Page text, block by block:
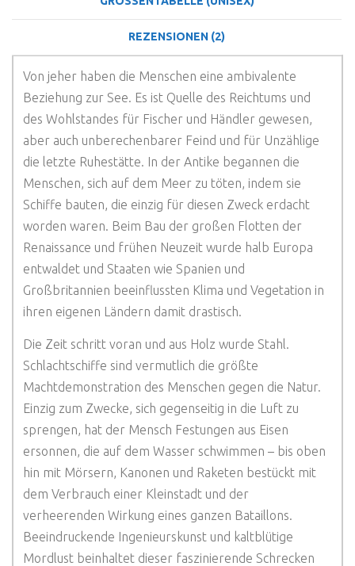
REZENSIONEN (2)
Von jeher haben die Menschen eine ambivalente
Beziehung zur See. Es ist Quelle des Reichtums und
des Wohlstandes für Fischer und Händler gewesen,
aber auch unberechenbarer Feind und für Unzählige
die letzte Ruhestätte. In der Antike begannen die
Menschen, sich auf dem Meer zu töten, indem sie
Schiffe bauten, die einzig für diesen Zweck erdacht
worden waren. Beim Bau der großen Flotten der
Renaissance und frühen Neuzeit wurde halb Europa
entwaldet und Staaten wie Spanien und
Großbritannien beeinflussten Klima und Vegetation in
ihren eigenen Ländern damit drastisch.
Die Zeit schritt voran und aus Holz wurde Stahl.
Schlachtschiffe sind vermutlich die größte
Machtdemonstration des Menschen gegen die Natur.
Einzig zum Zwecke, sich gegenseitig in die Luft zu
sprengen, hat der Mensch Festungen aus Eisen
ersonnen, die auf dem Wasser schwimmen – bis oben
hin mit Mörsern, Kanonen und Raketen bestückt mit
dem Verbrauch einer Kleinstadt und der
verheerenden Wirkung eines ganzen Bataillons.
Beeindruckende Ingenieurskunst und kaltblütige
Mordlust beinhaltet dieser faszinierende Schrecken